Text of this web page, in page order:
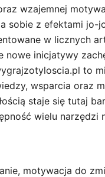
wzajemnej
sobie z efektami jo-
w licznych
nowe inicjatywy
to
wsparcia oraz
staje się tutaj
wielu narzędzi
motywacja do